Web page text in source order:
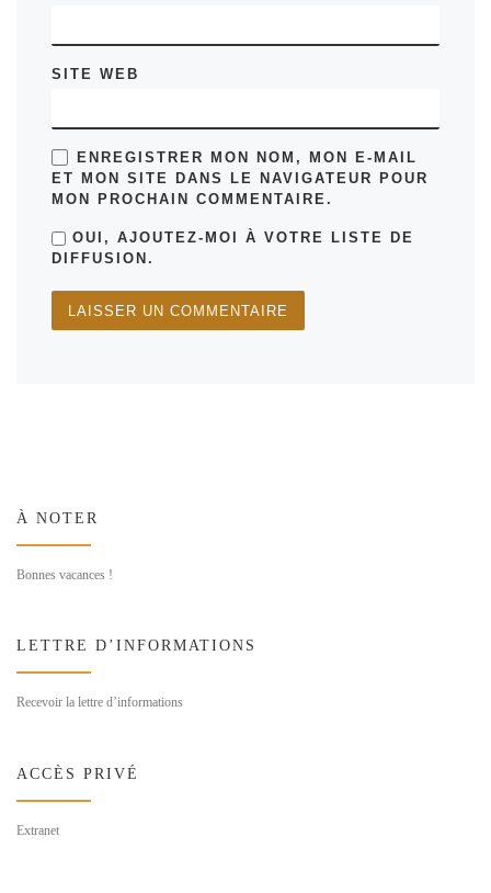
SITE WEB
ENREGISTRER MON NOM, MON E-MAIL
ET MON SITE DANS LE NAVIGATEUR POUR
MON PROCHAIN COMMENTAIRE.
OUI, AJOUTEZ-MOI À VOTRE LISTE DE
DIFFUSION.
À NOTER
Bonnes vacances !
LETTRE D’INFORMATIONS
Recevoir la lettre d’informations
ACCÈS PRIVÉ
Extranet